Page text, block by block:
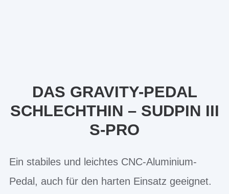
DAS GRAVITY-PEDAL
SCHLECHTHIN – SUDPIN III
S-PRO
Ein stabiles und leichtes CNC-Aluminium-
Pedal, auch für den harten Einsatz geeignet.